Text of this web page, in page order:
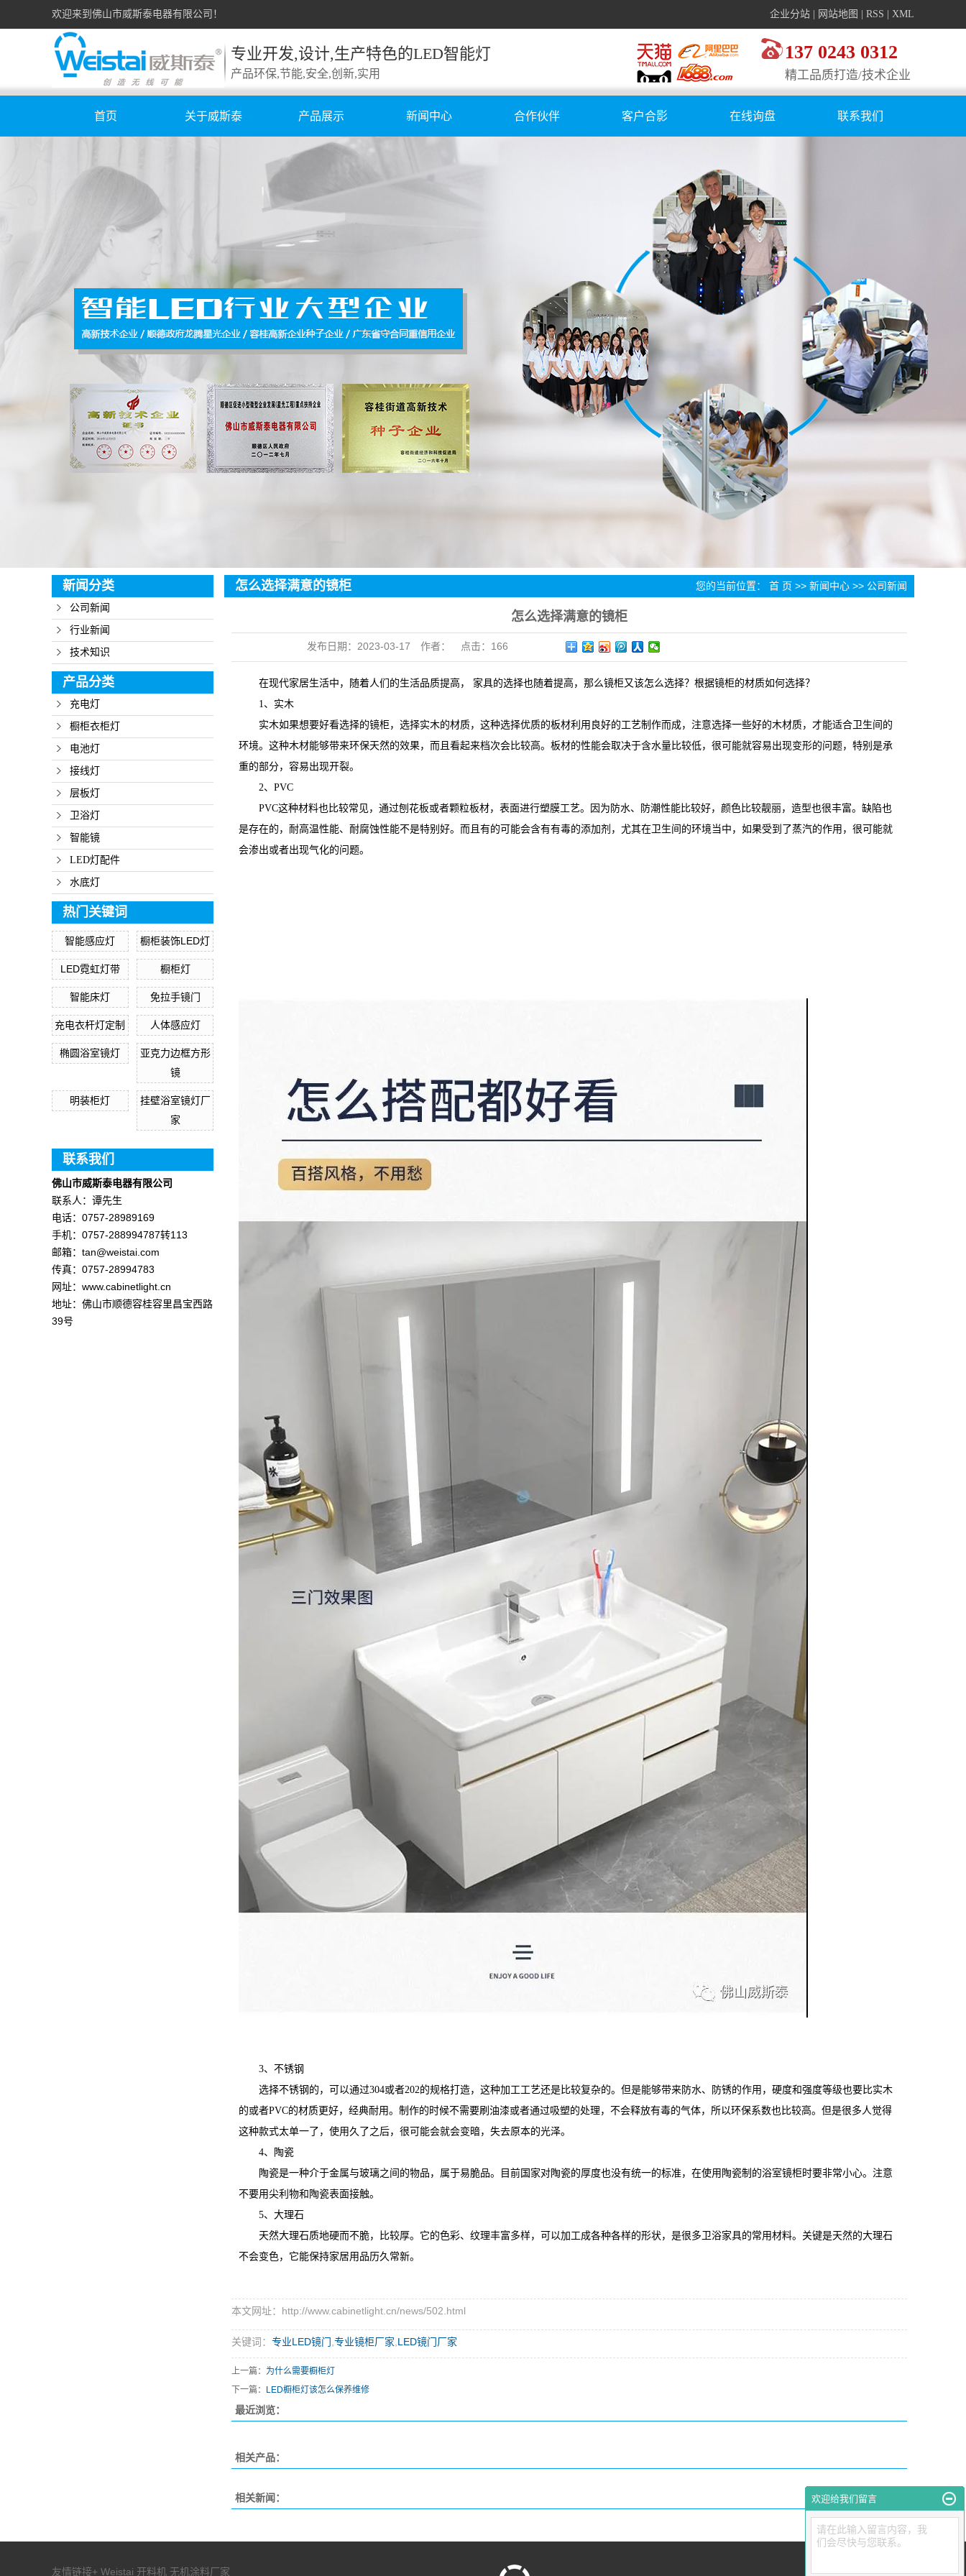
欢迎来到佛山市威斯泰电器有限公司！ 企业分站 网站地图 RSS XML
专业开发,设计,生产特色的LED智能灯
产品环保,节能,安全,创新,实用
137 0243 0312
精工品质打造/技术企业
首页 关于威斯泰
威斯泰VI形象
产品展示
充电灯
接线灯
卫浴灯
智能镜
LED灯配件
新闻中心 合作伙伴 客户合影 在线询盘 联系我们
新闻分类
公司新闻
行业新闻
技术知识
产品分类
充电灯
橱柜衣柜灯
电池灯
接线灯
层板灯
卫浴灯
智能镜
LED灯配件
水底灯
热门关键词
智能感应灯 橱柜装饰LED灯
LED霓虹灯带 橱柜灯
智能床灯 免拉手镜门
充电衣杆灯定制 人体感应灯
椭圆浴室镜灯
亚克力边框方形
镜
明装柜灯
挂壁浴室镜灯厂
家
联系我们
佛山市威斯泰电器有限公司
联系人：谭先生
电话：0757-28989169
手机：0757-288994787转113
邮箱：tan@weistai.com
传真：0757-28994783
网址：www.cabinetlight.cn
地址：佛山市顺德容桂容里昌宝西路
39号
怎么选择满意的镜柜 您的当前位置： 首 页 >> 新闻中心 >> 公司新闻
怎么选择满意的镜柜
发布日期： 2023-03-17 作者： 点击： 166
在现代家居生活中，随着人们的生活品质提高， 家具的选择也随着提高，那么镜柜又该怎么选择？根据镜柜的材质如何选择？
1、实木
实木如果想要好看选择的镜柜，选择实木的材质，这种选择优质的板材利用良好的工艺制作而成，注意选择一些好的木材质，才能适合卫生间的
环境。这种木材能够带来环保天然的效果，而且看起来档次会比较高。板材的性能会取决于含水量比较低，很可能就容易出现变形的问题，特别是承
重的部分，容易出现开裂。
2、PVC
PVC这种材料也比较常见，通过刨花板或者颗粒板材，表面进行塑膜工艺。因为防水、防潮性能比较好，颜色比较靓丽，造型也很丰富。缺陷也
是存在的，耐高温性能、耐腐蚀性能不是特别好。而且有的可能会含有有毒的添加剂，尤其在卫生间的环境当中，如果受到了蒸汽的作用，很可能就
会渗出或者出现气化的问题。
3、不锈钢
选择不锈钢的，可以通过304或者202的规格打造，这种加工工艺还是比较复杂的。但是能够带来防水、防锈的作用，硬度和强度等级也要比实木
的或者PVC的材质更好，经典耐用。制作的时候不需要刷油漆或者通过吸塑的处理，不会释放有毒的气体，所以环保系数也比较高。但是很多人觉得
这种款式太单一了，使用久了之后，很可能会就会变暗，失去原本的光泽。
4、陶瓷
陶瓷是一种介于金属与玻璃之间的物品，属于易脆品。目前国家对陶瓷的厚度也没有统一的标准，在使用陶瓷制的浴室镜柜时要非常小心。注意
不要用尖利物和陶瓷表面接触。
5、大理石
天然大理石质地硬而不脆，比较厚。它的色彩、纹理丰富多样，可以加工成各种各样的形状，是很多卫浴家具的常用材料。关键是天然的大理石
不会变色，它能保持家居用品历久常新。
本文网址：http://www.cabinetlight.cn/news/502.html
关键词： 专业LED镜门 专业镜柜厂家 LED镜门厂家
上一篇： 为什么需要橱柜灯
下一篇：
LED橱柜灯该怎么保养维修
最近浏览：
相关产品：
相关新闻：
友情链接+ Weistai 开料机 无机涂料厂家
欢迎给我们留言
请在此输入留言内容，我
们会尽快与您联系。